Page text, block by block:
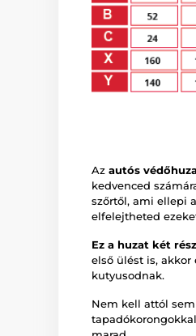
Az autós
kedvenced
szőrtől, ami ellepi
elfelejtheted
Ez a huzat két
első ülést is,
kutyusodnak.
Nem kell attól